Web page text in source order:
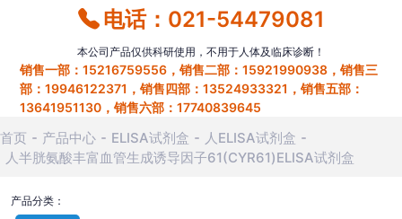
电话：021-54479081
本公司产品仅供科研使用，不用于人体及临床诊断！
销售一部：15216759556，销售二部：15921990938，销售三
部：19946122371，销售四部：13524933321，销售五部：
13641951130，销售六部：17740839645
首页 产品中心 ELISA试剂盒
人ELISA试剂盒
人半胱氨酸丰富血管生成诱导因子61(CYR61)ELISA试剂盒
产品分类：